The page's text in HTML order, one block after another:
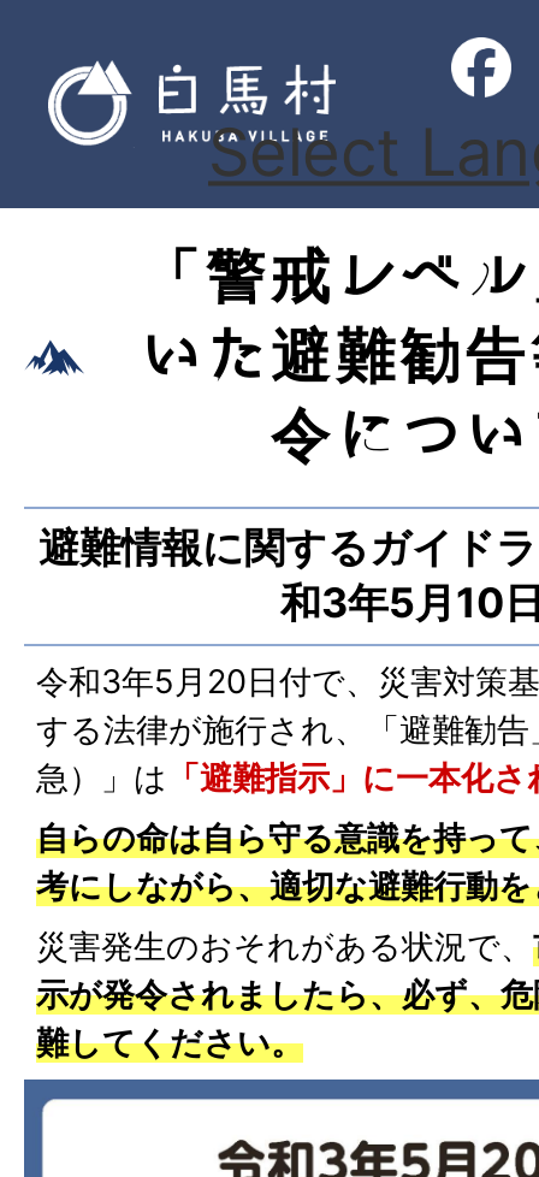
Select
「警戒レベ
いた避難勧
令につ
避難情報に関するガイド
和3年5月10
令和3年5月20日付で、災害対策
する法律が施行され、「避難勧
急）」は 「避難指示」に一本化
自らの命は自ら守る意識を持っ
考にしながら、適切な避難行動
災害発生のおそれがある状況で、
示が発令されましたら、必ず、
難してください。